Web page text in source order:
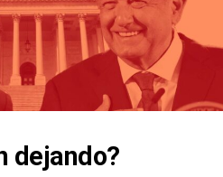
dejando?